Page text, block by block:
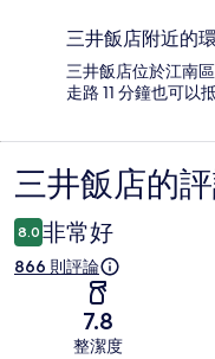
三井飯店附近的
三井飯店位於江南
走路 11 分鐘也可以
評
論
三井飯店的
8.0 非常好
866 則評論
7.8
整潔度